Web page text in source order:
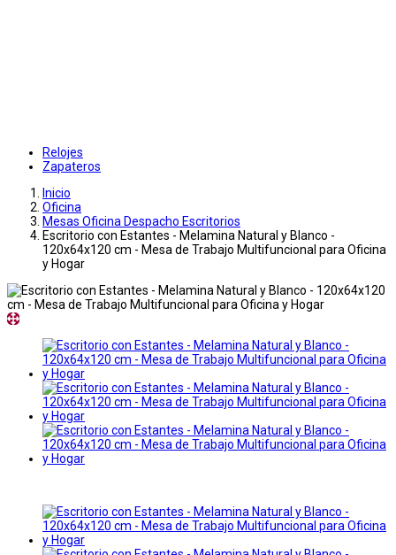
Relojes
Zapateros
Inicio
Oficina
Mesas Oficina Despacho Escritorios
Escritorio con Estantes - Melamina Natural y Blanco -
120x64x120 cm - Mesa de Trabajo Multifuncional para Oficina
y Hogar